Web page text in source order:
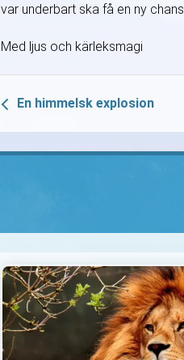
var underbart ska få en ny chans.
Med ljus och kärleksmagi
En himmelsk explosion